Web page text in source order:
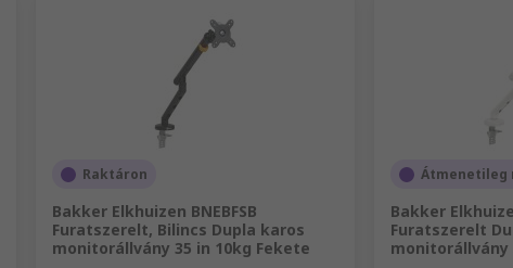
Raktáron
Bakker Elkhuizen BNEBFSB
Furatszerelt, Bilincs Dupla karos
monitorállvány 35 in 10kg Fekete
Átmenetileg
Bakker
Furatszerelt
monitorállvány